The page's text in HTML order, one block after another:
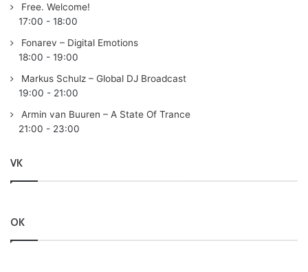
/Enhanced Progressive/
/12:10/ Daniel Skyver – This Must Be Love /Enhanced
Progressive/
/15:19/
Aimoon
/20:02/ Ishiro – Regenerate /DS-R/
/25:10/ Crisy – Let the Wind Lead /Full On 140/
/29:49/ Alexander de Roy & Hidden Tigress – Intention (
Eximinds Remix) /Abora/
/46:09/ Ezioxii – Touch /Fade In Music/
/51:59/Aimoon& Sound-X-Monster – Timeless /Edge
Free. Welcome!
17:00 - 18:00
Fonarev – Digital Emotions
18:00 - 19:00
Markus Schulz – Global DJ Broadcast
19:00 - 21:00
Armin van Buuren – A State Of Trance
21:00 - 23:00
VK
OK